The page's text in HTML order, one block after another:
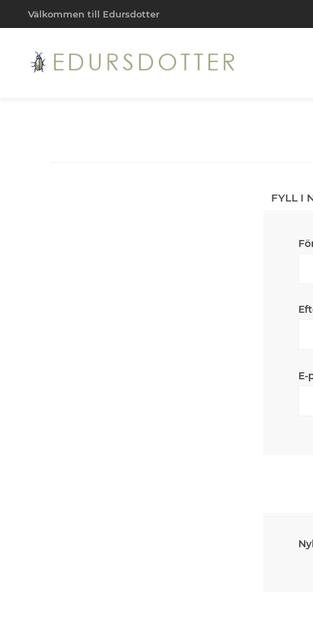
Välkommen till Edursdotter
FYLL I
E-